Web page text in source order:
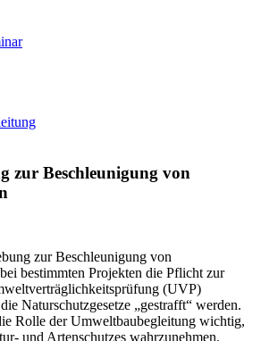
zur Beschleunigung von
zur Beschleunigung von
bestimmten Projekten die Pflicht zur
(UVP)
Naturschutzgesetze „gestrafft“ werden.
Rolle der Umweltbaubegleitung wichtig,
und Artenschutzes wahrzunehmen.